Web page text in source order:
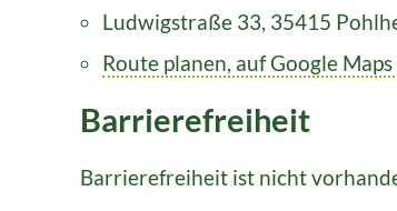
Ludwigstraße 33, 35415
Route planen, auf Google Maps
Barrierefreiheit
Barrierefreiheit ist nicht